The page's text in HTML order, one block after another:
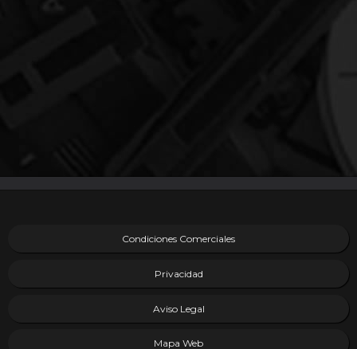
Condiciones Comerciales
Privacidad
Aviso Legal
Mapa Web